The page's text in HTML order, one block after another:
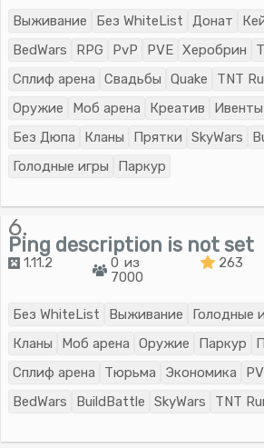
Выживание Без WhiteList Донат
BedWars
RPG PvP PVE Херобрин
Сплиф арена
Свадьбы Quake TNT
Оружие
Моб арена Креатив Ивенты
Без Дюпа
Кланы Прятки SkyWars
Голодные игры
Паркур
6.
Ping description is not set
1.11.2
0 из
7000
263
Без WhiteList Выживание Голодные
Кланы
Моб арена Оружие Паркур
Сплиф арена
Тюрьма Экономика
BedWars
BuildBattle SkyWars TNT